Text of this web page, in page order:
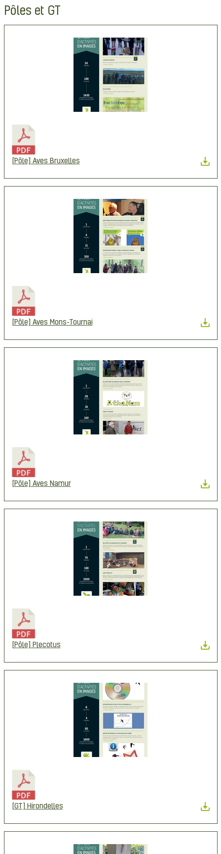
Pôles et GT
[Pôle] Aves Bruxelles
[Pôle] Aves Mons-Tournai
[Pôle] Aves Namur
[Pôle] Plecotus
[GT] Hirondelles